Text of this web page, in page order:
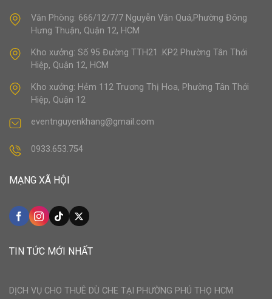
Văn Phòng: 666/12/7/7 Nguyễn Văn Quá,Phường Đông
Hưng Thuận, Quận 12, HCM
Kho xưởng: Số 95 Đường TTH21 .KP2 Phường Tân Thới
Hiệp, Quận 12, HCM
Kho xưởng: Hẻm 112 Trương Thị Hoa, Phường Tân Thới
Hiệp, Quận 12
eventnguyenkhang@gmail.com
0933.653.754
MẠNG XÃ HỘI
TIN TỨC MỚI NHẤT
DỊCH VỤ CHO THUÊ DÙ CHE TẠI PHƯỜNG PHÚ THỌ HCM